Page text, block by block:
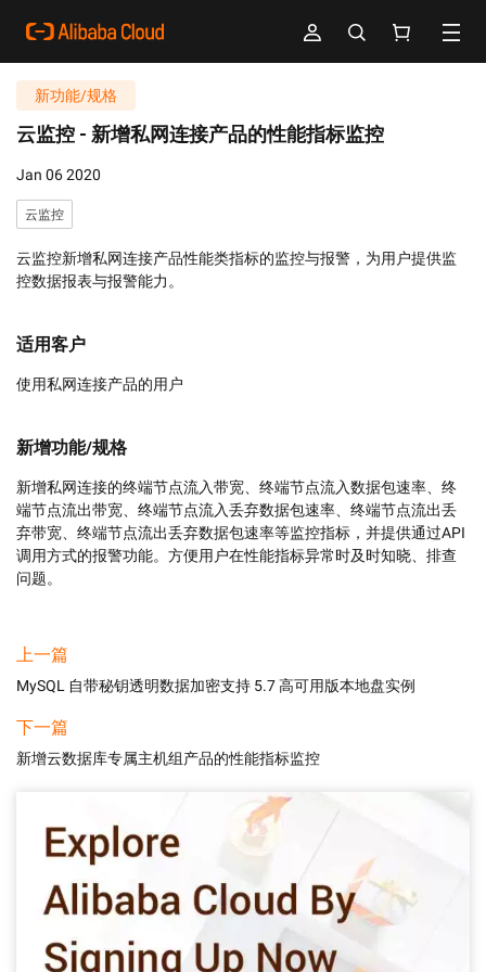
新功能/规格
云监控 - 新增私网连接产品的性能指标监控
Jan 06 2020
云监控
云监控新增私网连接产品性能类指标的监控与报警，为用户提供监
控数据报表与报警能力。
适用客户
使用私网连接产品的用户
新增功能/规格
新增私网连接的终端节点流入带宽、终端节点流入数据包速率、终
端节点流出带宽、终端节点流入丢弃数据包速率、终端节点流出丢
弃带宽、终端节点流出丢弃数据包速率等监控指标，并提供通过API
调用方式的报警功能。方便用户在性能指标异常时及时知晓、排查
问题。
上一篇
MySQL 自带秘钥透明数据加密支持 5.7 高可用版本地盘实例
下一篇
新增云数据库专属主机组产品的性能指标监控